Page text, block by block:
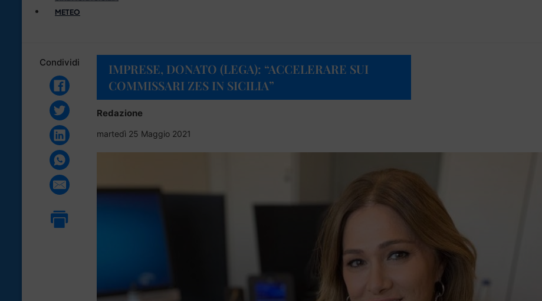
METEO
Condividi
IMPRESE, DONATO (LEGA): “ACCELERARE SUI
COMMISSARI ZES IN SICILIA”
Redazione
martedì 25 Maggio 2021